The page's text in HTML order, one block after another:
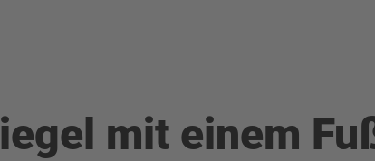
mit einem